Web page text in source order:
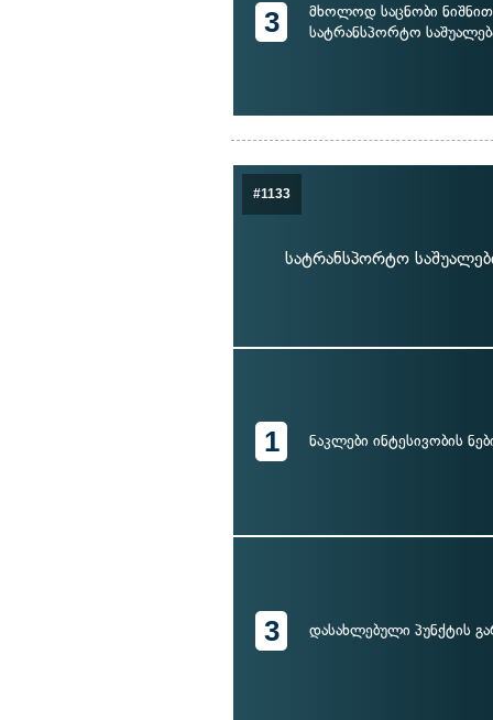
3
მხოლოდ საცნობი
სატრანსპორტო
#1133
სატრანსპორტო
1 ნაკლები ინტესივობის
3 დასახლებული პუნქტის